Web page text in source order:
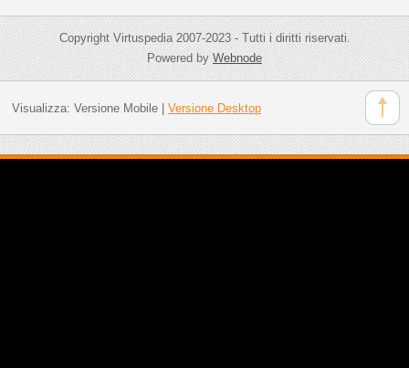
Copyright Virtuspedia 2007-2023 - Tutti i diritti riservati.
Powered byWebnode
Visualizza: Versione Mobile| Versione Desktop